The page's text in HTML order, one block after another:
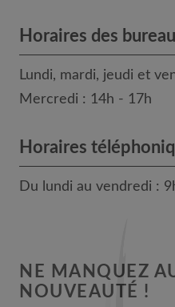
Horaires des
Lundi, mardi, jeudi et
Mercredi : 14h - 17h
Horaires
Du lundi au vendredi :
NE MANQUEZ
NOUVEAUTÉ !